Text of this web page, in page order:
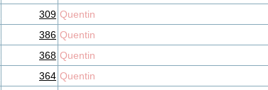
309 Quentin
386 Quentin
368 Quentin
364 Quentin